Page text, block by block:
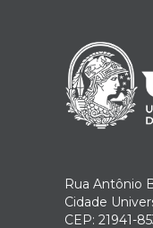
Rua Antônio
Cidade
CEP: 21941-